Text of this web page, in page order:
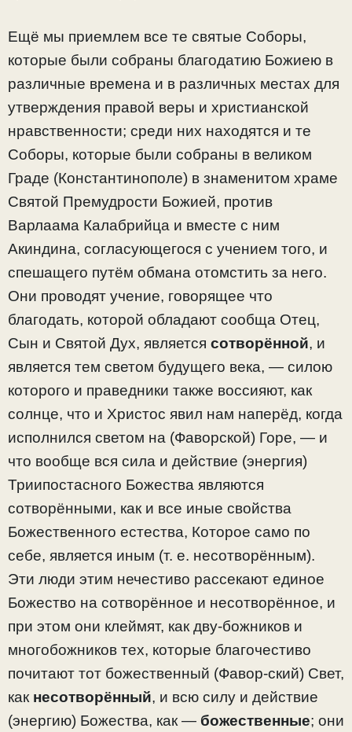
Ещё мы приемлем все те святые Соборы,
которые были собраны благодатию Божиею в
различные времена и в различных местах для
утверждения правой веры и христианской
нравственности; среди них находятся и те
Соборы, которые были собраны в великом
Граде (Константинополе) в знаменитом храме
Святой Премудрости Божией, против
Варлаама Калабрийца и вместе с ним
Акиндина, согласующегося с учением того, и
спешащего путём обмана отомстить за него.
Они проводят учение, говорящее что
благодать, которой обладают сообща Отец,
Сын и Святой Дух, является сотворённой, и
является тем светом будущего века, — силою
которого и праведники также воссияют, как
солнце, что и Христос явил нам наперёд, когда
исполнился светом на (Фаворской) Горе, — и
что вообще вся сила и действие (энергия)
Триипостасного Божества являются
сотворёнными, как и все иные свойства
Божественного естества, Которое само по
себе, является иным (т. е. несотворённым).
Эти люди этим нечестиво рассекают единое
Божество на сотворённое и несотворённое, и
при этом они клеймят, как дву-божников и
многобожников тех, которые благочестиво
почитают тот божественный (Фавор-ский) Свет,
как несотворённый, и всю силу и действие
(энергию) Божества, как — божественные; они